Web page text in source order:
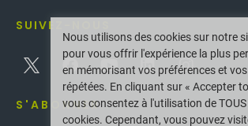
SUIVEZ-NOUS
S'ABONNER
Nous utilisons des cookies sur notre
pour vous offrir l'expérience la plus
en mémorisant vos préférences et
répétées. En cliquant sur « Accepter
vous consentez à l'utilisation de TOUS
cookies. Cependant, vous pouvez